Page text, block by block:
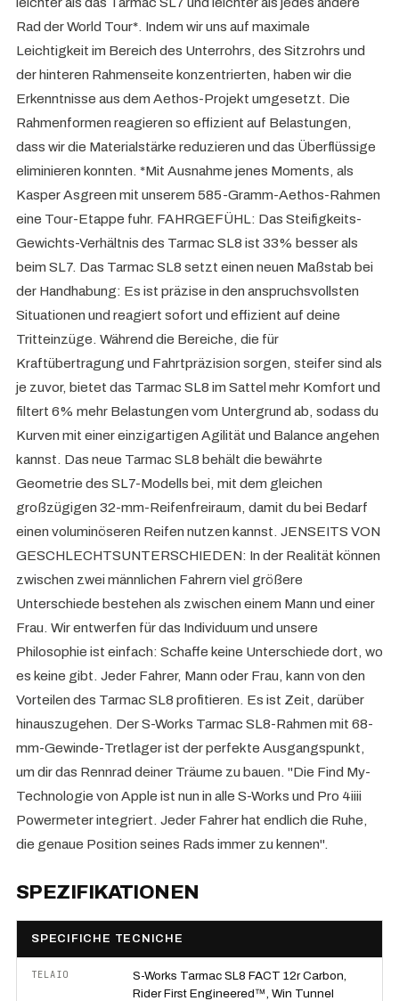
Rad der World Tour*. Indem wir uns auf maximale
Leichtigkeit im Bereich des Unterrohrs, des Sitzrohrs und
der hinteren Rahmenseite konzentrierten, haben wir die
Erkenntnisse aus dem Aethos-Projekt umgesetzt. Die
Rahmenformen reagieren so effizient auf Belastungen,
dass wir die Materialstärke reduzieren und das Überflüssige
eliminieren konnten. *Mit Ausnahme jenes Moments, als
Kasper Asgreen mit unserem 585-Gramm-Aethos-Rahmen
eine Tour-Etappe fuhr. FAHRGEFÜHL: Das Steifigkeits-
Gewichts-Verhältnis des Tarmac SL8 ist 33% besser als
beim SL7. Das Tarmac SL8 setzt einen neuen Maßstab bei
der Handhabung: Es ist präzise in den anspruchsvollsten
Situationen und reagiert sofort und effizient auf deine
Tritteinzüge. Während die Bereiche, die für
Kraftübertragung und Fahrtpräzision sorgen, steifer sind als
je zuvor, bietet das Tarmac SL8 im Sattel mehr Komfort und
filtert 6% mehr Belastungen vom Untergrund ab, sodass du
Kurven mit einer einzigartigen Agilität und Balance angehen
kannst. Das neue Tarmac SL8 behält die bewährte
Geometrie des SL7-Modells bei, mit dem gleichen
großzügigen 32-mm-Reifenfreiraum, damit du bei Bedarf
einen voluminöseren Reifen nutzen kannst. JENSEITS VON
GESCHLECHTSUNTERSCHIEDEN: In der Realität können
zwischen zwei männlichen Fahrern viel größere
Unterschiede bestehen als zwischen einem Mann und einer
Frau. Wir entwerfen für das Individuum und unsere
Philosophie ist einfach: Schaffe keine Unterschiede dort, wo
es keine gibt. Jeder Fahrer, Mann oder Frau, kann von den
Vorteilen des Tarmac SL8 profitieren. Es ist Zeit, darüber
hinauszugehen. Der S-Works Tarmac SL8-Rahmen mit 68-
mm-Gewinde-Tretlager ist der perfekte Ausgangspunkt,
um dir das Rennrad deiner Träume zu bauen. "Die Find My-
Technologie von Apple ist nun in alle S-Works und Pro 4iiii
Powermeter integriert. Jeder Fahrer hat endlich die Ruhe,
die genaue Position seines Rads immer zu kennen".
SPEZIFIKATIONEN
SPECIFICHE TECNICHE
TELAIO
S-Works Tarmac SL8 FACT 12r Carbon,
Rider First Engineered™, Win Tunnel